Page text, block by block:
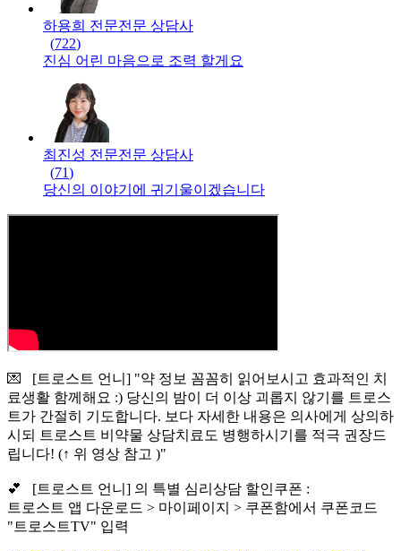
하용희 전문전문 상담사
(722)
진심 어린 마음으로 조력 할게요
최진성 전문전문 상담사
(71)
당신의 이야기에 귀기울이겠습니다
💌 [트로스트 언니] "약 정보 꼼꼼히 읽어보시고 효과적인 치
료생활 함께해요 :) 당신의 밤이 더 이상 괴롭지 않기를 트로스
트가 간절히 기도합니다. 보다 자세한 내용은 의사에게 상의하
시되 트로스트 비약물 상담치료도 병행하시기를 적극 권장드
립니다! (↑ 위 영상 참고 )"
💕 [트로스트 언니] 의 특별 심리상담 할인쿠폰 :
트로스트 앱 다운로드 > 마이페이지 > 쿠폰함에서 쿠폰코드
"트로스트TV" 입력